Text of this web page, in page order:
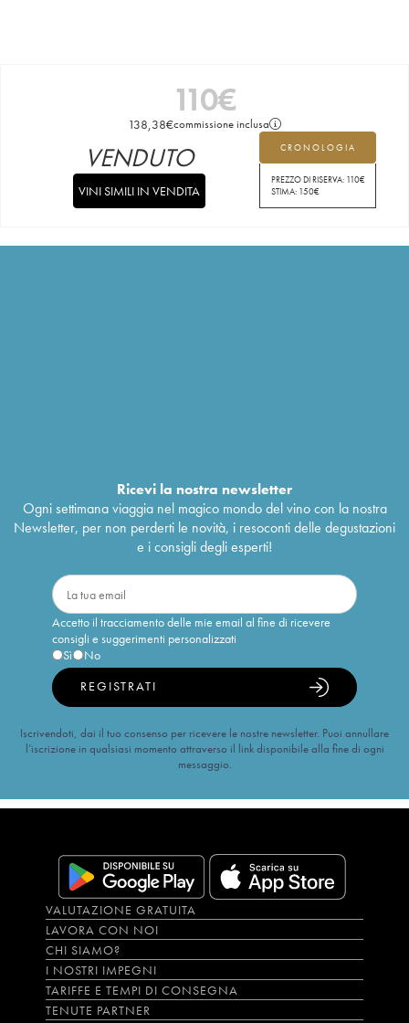
110€
138,38€commissione inclusa
CRONOLOGIA
PREZZO DI RISERVA: 110€
STIMA: 150€
VENDUTO
VINI SIMILI IN VENDITA
Ricevi la nostra newsletter
Ogni settimana viaggia nel magico mondo del vino con la nostra
Newsletter, per non perderti le novità, i resoconti delle degustazioni
e i consigli degli esperti!
Accetto il tracciamento delle mie email al fine di ricevere
consigli e suggerimenti personalizzati
Sì
No
REGISTRATI
Iscrivendoti, dai il tuo consenso per ricevere le nostre newsletter. Puoi annullare
l’iscrizione in qualsiasi momento attraverso il link disponibile alla fine di ogni
messaggio.
VALUTAZIONE GRATUITA
LAVORA CON NOI
CHI SIAMO?
I NOSTRI IMPEGNI
TARIFFE E TEMPI DI CONSEGNA
TENUTE PARTNER